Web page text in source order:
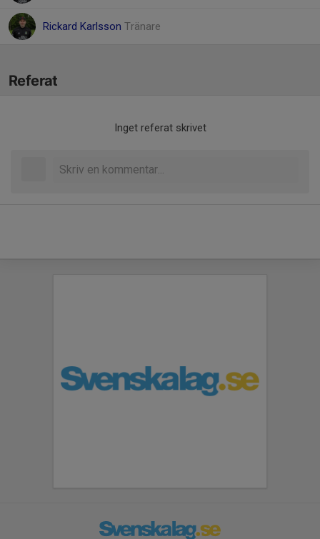
Rickard Karlsson Tränare
Referat
Inget referat skrivet